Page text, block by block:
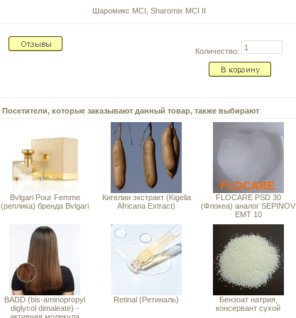
Шаромикс MCI, Sharomix MCI II
Количество:
Посетители, которые заказывают данный товар, также выбирают
Bvlgari Pour Femme
(реплика) бренда Bvlgari
Кигелии экстракт (Kigelia
Africana Extract)
FLOCARE PSD 30
(Флокеа) аналог SEPINOV
EMT 10
BADD (bis-aminopropyl
diglycol dimaleate) -
Retinal (Ретиналь)
Бензоат натрия,
консервант сухой